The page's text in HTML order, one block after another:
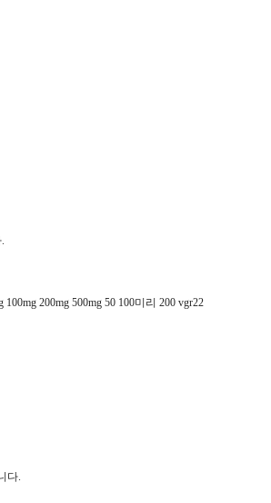
200mg 500mg 50 100미리 200 vgr22
다.